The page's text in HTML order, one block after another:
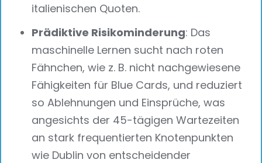
italienischen Quoten.
Prädiktive Risikominderung: Das
maschinelle Lernen sucht nach roten
Fähnchen, wie z. B. nicht nachgewiesene
Fähigkeiten für Blue Cards, und reduziert
so Ablehnungen und Einsprüche, was
angesichts der 45-tägigen Wartezeiten
an stark frequentierten Knotenpunkten
wie Dublin von entscheidender